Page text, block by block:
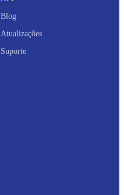
Blog
Atualizações
Suporte